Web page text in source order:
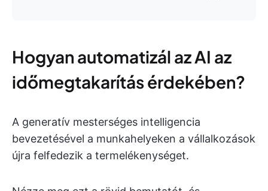
Hogyan automatizál az AI az
időmegtakarítás érdekében?
A generatív mesterséges intelligencia
bevezetésével a munkahelyeken a vállalkozások
újra felfedezik a termelékenységet.